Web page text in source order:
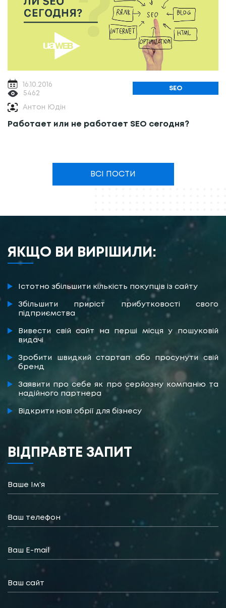
16.10.2016
5462
SEO
Антон Юдін
Работает или не работает SEO сегодня?
ВСІ ПОСТИ
ЯКЩО ВИ ВИРІШИЛИ:
Істотно збільшити кількість покупців із сайту
Збільшити приріст прибутковості свого
підприємства
Вивести свій сайт на перші місця у пошуковій
видачі
Зробити швидкий стартап або просунути свій
бренд
Заявити про себе як про серйозну компанію та
надійного партнера
Відкрити нові обрії для бізнесу
ВІДПРАВТЕ ЗАПИТ